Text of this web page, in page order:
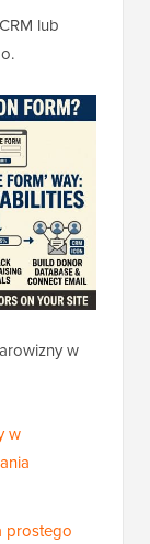
lub
w
w
prostego